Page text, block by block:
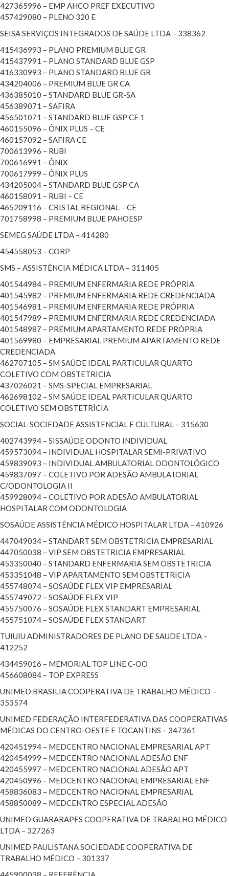
427365996 – EMP AHCO PREF EXECUTIVO
457429080 – PLENO 320 E
SEISA SERVIÇOS INTEGRADOS DE SAÚDE LTDA – 338362
415436993 – PLANO PREMIUM BLUE GR
415437991 – PLANO STANDARD BLUE GSP
416330993 – PLANO STANDARD BLUE GR
434204006 – PREMIUM BLUE GR CA
436385010 – STANDARD BLUE GR-SA
456389071 – SAFIRA
456501071 – STANDARD BLUE GSP CE 1
460155096 – ÔNIX PLUS – CE
460157092 – SAFIRA CE
700613996 – RUBI
700616991 – ÔNIX
700617999 – ÔNIX PLUS
434205004 – STANDARD BLUE GSP CA
460158091 – RUBI – CE
465209116 – CRISTAL REGIONAL – CE
701758998 – PREMIUM BLUE PAHOESP
SEMEG SAÚDE LTDA – 414280
454558053 – CORP
SMS – ASSISTÊNCIA MÉDICA LTDA – 311405
401544984 – PREMIUM ENFERMARIA REDE PRÓPRIA
401545982 – PREMIUM ENFERMARIA REDE CREDENCIADA
401546981 – PREMIUM ENFERMARIA REDE PRÓPRIA
401547989 – PREMIUM ENFERMARIA REDE CREDENCIADA
401548987 – PREMIUM APARTAMENTO REDE PRÓPRIA
401569980 – EMPRESARIAL PREMIUM APARTAMENTO REDE
CREDENCIADA
462707105 – SM SAÚDE IDEAL PARTICULAR QUARTO
COLETIVO COM OBSTETRICIA
437026021 – SMS-SPECIAL EMPRESARIAL
462698102 – SM SAÚDE IDEAL PARTICULAR QUARTO
COLETIVO SEM OBSTETRÍCIA
SOCIAL-SOCIEDADE ASSISTENCIAL E CULTURAL – 315630
402743994 – SISSAÚDE ODONTO INDIVIDUAL
459573094 – INDIVIDUAL HOSPITALAR SEMI-PRIVATIVO
459839093 – INDIVIDUAL AMBULATORIAL ODONTOLÓGICO
459837097 – COLETIVO POR ADESÃO AMBULATORIAL
C/ODONTOLOGIA II
459928094 – COLETIVO POR ADESÃO AMBULATORIAL
HOSPITALAR COM ODONTOLOGIA
SOSAÚDE ASSISTÊNCIA MÉDICO HOSPITALAR LTDA – 410926
447049034 – STANDART SEM OBSTETRICIA EMPRESARIAL
447050038 – VIP SEM OBSTETRICIA EMPRESARIAL
453350040 – STANDARD ENFERMARIA SEM OBSTETRICIA
453351048 – VIP APARTAMENTO SEM OBSTETRICIA
455748074 – SOSAÚDE FLEX VIP EMPRESARIAL
455749072 – SOSAÚDE FLEX VIP
455750076 – SOSAÚDE FLEX STANDART EMPRESARIAL
455751074 – SOSAÚDE FLEX STANDART
TUIUIU ADMINISTRADORES DE PLANO DE SAUDE LTDA –
412252
434459016 – MEMORIAL TOP LINE C-OO
456608084 – TOP EXPRESS
UNIMED BRASILIA COOPERATIVA DE TRABALHO MÉDICO –
353574
UNIMED FEDERAÇÃO INTERFEDERATIVA DAS COOPERATIVAS
MÉDICAS DO CENTRO-OESTE E TOCANTINS – 347361
420451994 – MEDCENTRO NACIONAL EMPRESARIAL APT
420454999 – MEDCENTRO NACIONAL ADESÃO ENF
420455997 – MEDCENTRO NACIONAL ADESÃO APT
420450996 – MEDCENTRO NACIONAL EMPRESARIAL ENF
458836083 – MEDCENTRO NACIONAL EMPRESARIAL
458850089 – MEDCENTRO ESPECIAL ADESÃO
UNIMED GUARARAPES COOPERATIVA DE TRABALHO MÉDICO
LTDA – 327263
UNIMED PAULISTANA SOCIEDADE COOPERATIVA DE
TRABALHO MÉDICO – 301337